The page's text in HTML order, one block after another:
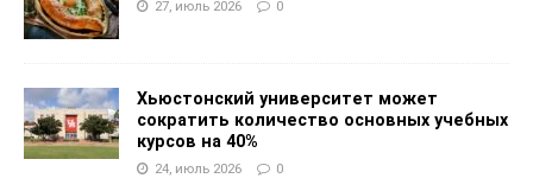
27, июль 2026 0
Хьюстонский университет может
сократить количество основных учебных
курсов на 40%
24, июль 2026 0